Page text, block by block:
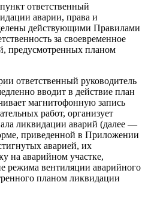
ответственный
аварии, права и
действующими Правилами
за своевременное
предусмотренных планом
ответственный руководитель
вводит в действие план
магнитофонную запись
работ, организует
ликвидации аварий (далее —
приведенной в Приложении
аварией, их
на аварийном участке,
режима вентиляции аварийного
планом ликвидации